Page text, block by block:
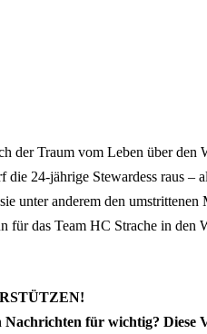
der Traum vom Leben über den
24-jährige Stewardess raus –
unter anderem den
für das Team HC Strache in
Nachrichten für wichtig?